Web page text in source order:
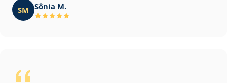
SM Sônia M.